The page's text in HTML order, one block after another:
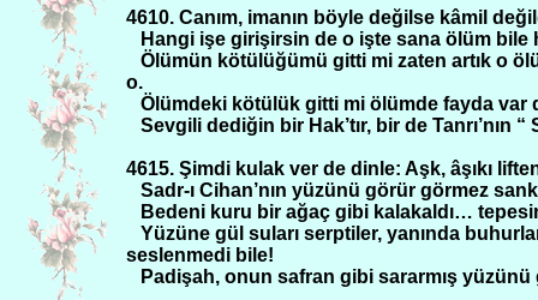
4610. Canım, imanın böyle değilse kâmil
Hangi işe girişirsin de o işte sana ölüm
Ölümün kötülüğümü gitti mi zaten artık o
o.
Ölümdeki kötülük gitti mi ölümde fayda var
Sevgili dediğin bir Hak’tır, bir de Tanrı’nın
4615. Şimdi kulak ver de dinle: Aşk, âşıkı
Sadr-ı Cihan’nın yüzünü görür görmez
Bedeni kuru bir ağaç gibi kalakaldı…
Yüzüne gül suları serptiler, yanında
seslenmedi bile!
Padişah, onun safran gibi sararmış